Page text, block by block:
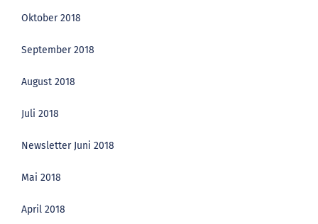
Oktober 2018
September 2018
August 2018
Juli 2018
Newsletter Juni 2018
Mai 2018
April 2018